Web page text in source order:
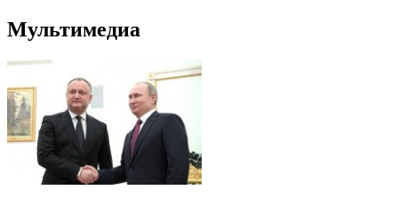
Мультимедиа